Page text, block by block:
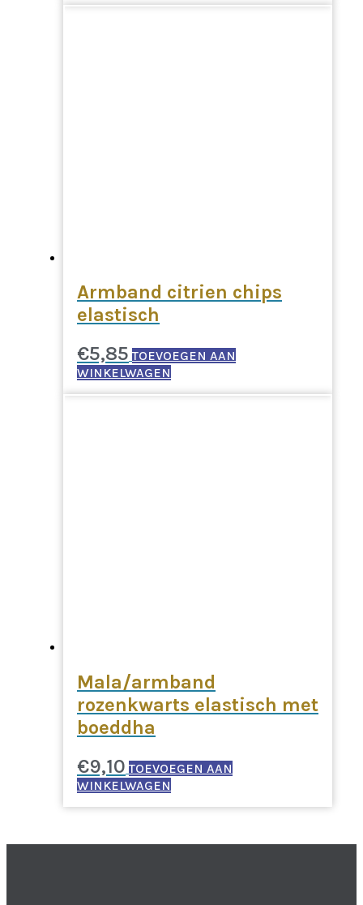
Armband citrien chips
elastisch
€5,85 TOEVOEGEN AAN
WINKELWAGEN
Mala/armband
rozenkwarts elastisch met
boeddha
€9,10 TOEVOEGEN AAN
WINKELWAGEN